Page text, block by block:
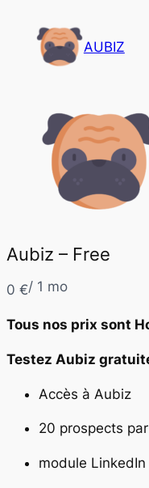
AUBIZ
Aubiz – Free
N
w
0 €/ 1 mo
Tous nos prix sont
Testez Aubiz
Accès à Aubiz
20 prospects
module LinkedIn